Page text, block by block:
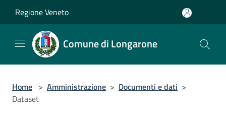
Regione Veneto
Comune di Longarone
Home > Amministrazione > Documenti e dati >
Dataset